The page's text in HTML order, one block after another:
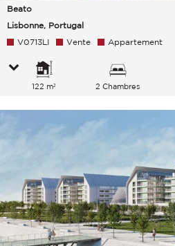
Beato
Lisbonne, Portugal
V0713LI Vente Appartement
122 m² 2 Chambres